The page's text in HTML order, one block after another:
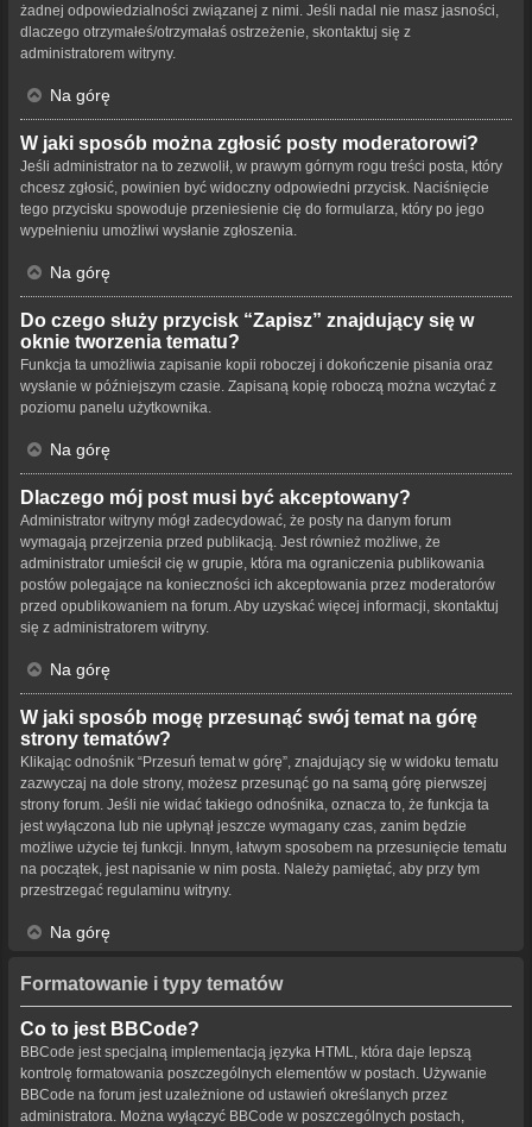
żadnej odpowiedzialności związanej z nimi. Jeśli nadal nie masz jasności,
dlaczego otrzymałeś/otrzymałaś ostrzeżenie, skontaktuj się z
administratorem witryny.
Na górę
W jaki sposób można zgłosić posty moderatorowi?
Jeśli administrator na to zezwolił, w prawym górnym rogu treści posta, który
chcesz zgłosić, powinien być widoczny odpowiedni przycisk. Naciśnięcie
tego przycisku spowoduje przeniesienie cię do formularza, który po jego
wypełnieniu umożliwi wysłanie zgłoszenia.
Na górę
Do czego służy przycisk “Zapisz” znajdujący się w
oknie tworzenia tematu?
Funkcja ta umożliwia zapisanie kopii roboczej i dokończenie pisania oraz
wysłanie w późniejszym czasie. Zapisaną kopię roboczą można wczytać z
poziomu panelu użytkownika.
Na górę
Dlaczego mój post musi być akceptowany?
Administrator witryny mógł zadecydować, że posty na danym forum
wymagają przejrzenia przed publikacją. Jest również możliwe, że
administrator umieścił cię w grupie, która ma ograniczenia publikowania
postów polegające na konieczności ich akceptowania przez moderatorów
przed opublikowaniem na forum. Aby uzyskać więcej informacji, skontaktuj
się z administratorem witryny.
Na górę
W jaki sposób mogę przesunąć swój temat na górę
strony tematów?
Klikając odnośnik “Przesuń temat w górę”, znajdujący się w widoku tematu
zazwyczaj na dole strony, możesz przesunąć go na samą górę pierwszej
strony forum. Jeśli nie widać takiego odnośnika, oznacza to, że funkcja ta
jest wyłączona lub nie upłynął jeszcze wymagany czas, zanim będzie
możliwe użycie tej funkcji. Innym, łatwym sposobem na przesunięcie tematu
na początek, jest napisanie w nim posta. Należy pamiętać, aby przy tym
przestrzegać regulaminu witryny.
Na górę
Formatowanie i typy tematów
Co to jest BBCode?
BBCode jest specjalną implementacją języka HTML, która daje lepszą
kontrolę formatowania poszczególnych elementów w postach. Używanie
BBCode na forum jest uzależnione od ustawień określanych przez
administratora. Można wyłączyć BBCode w poszczególnych postach,